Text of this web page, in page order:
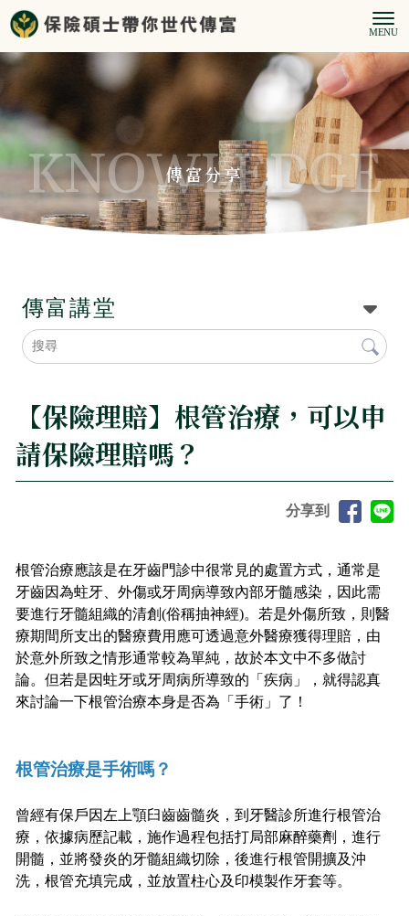
傳富分享
傳富講堂
【保險理賠】根管治療，可以申
請保險理賠嗎？
分享到
根管治療應該是在牙齒門診中很常見的處置方式，通常是
牙齒因為蛀牙、外傷或牙周病導致內部牙髓感染，因此需
要進行牙髓組織的清創(俗稱抽神經)。若是外傷所致，則醫
療期間所支出的醫療費用應可透過意外醫療獲得理賠，由
於意外所致之情形通常較為單純，故於本文中不多做討
論。但若是因蛀牙或牙周病所導致的「疾病」，就得認真
來討論一下根管治療本身是否為「手術」了！
根管治療是手術嗎？
曾經有保戶因左上顎臼齒齒髓炎，到牙醫診所進行根管治
療，依據病歷記載，施作過程包括打局部麻醉藥劑，進行
開髓，並將發炎的牙髓組織切除，後進行根管開擴及沖
洗，根管充填完成，並放置柱心及印模製作牙套等。